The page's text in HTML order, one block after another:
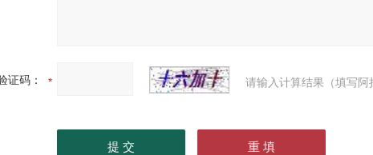
证码： 请输入计算结果（填写